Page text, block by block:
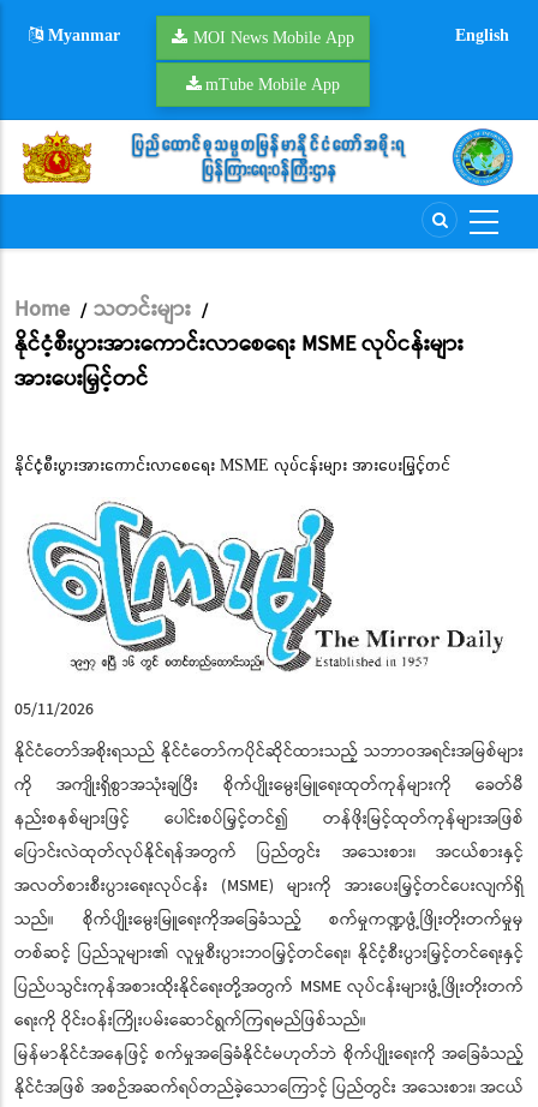
Myanmar MOI News Mobile App
mTube Mobile App
English
Breadcrumb
Home / သတင်းများ /
နိုင်ငံ့စီးပွားအားကောင်းလာစေရေး MSME လုပ်ငန်းများ
အားပေးမြှင့်တင်
နိုင်ငံ့စီးပွားအားကောင်းလာစေရေး MSME လုပ်ငန်းများ အားပေးမြှင့်တင်
05/11/2026
နိုင်ငံတော်အစိုးရသည် နိုင်ငံတော်ကပိုင်ဆိုင်ထားသည့် သဘာဝအရင်းအမြစ်များ
ကို အကျိုးရှိစွာအသုံးချပြီး စိုက်ပျိုးမွေးမြူရေးထုတ်ကုန်များကို ခေတ်မီ
နည်းစနစ်များဖြင့် ပေါင်းစပ်မြှင့်တင်၍ တန်ဖိုးမြင့်ထုတ်ကုန်များအဖြစ်
ပြောင်းလဲထုတ်လုပ်နိုင်ရန်အတွက် ပြည်တွင်း အသေးစား၊ အငယ်စားနှင့်
အလတ်စားစီးပွားရေးလုပ်ငန်း (MSME) များကို အားပေးမြှင့်တင်ပေးလျက်ရှိ
သည်။ စိုက်ပျိုးမွေးမြူရေးကိုအခြေခံသည့် စက်မှုကဏ္ဍဖွံ့ဖြိုးတိုးတက်မှုမှ
တစ်ဆင့် ပြည်သူများ၏ လူမှုစီးပွားဘဝမြှင့်တင်ရေး၊ နိုင်ငံ့စီးပွားမြှင့်တင်ရေးနှင့်
ပြည်ပသွင်းကုန်အစားထိုးနိုင်ရေးတို့အတွက် MSME လုပ်ငန်းများဖွံ့ဖြိုးတိုးတက်
ရေးကို ဝိုင်းဝန်းကြိုးပမ်းဆောင်ရွက်ကြရမည်ဖြစ်သည်။
မြန်မာနိုင်ငံအနေဖြင့် စက်မှုအခြေခံနိုင်ငံမဟုတ်ဘဲ စိုက်ပျိုးရေးကို အခြေခံသည့်
နိုင်ငံအဖြစ် အစဉ်အဆက်ရပ်တည်ခဲ့သောကြောင့် ပြည်တွင်း အသေးစား၊ အငယ်